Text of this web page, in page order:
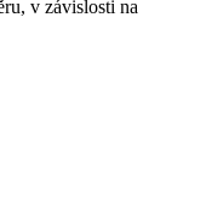
v závislosti na